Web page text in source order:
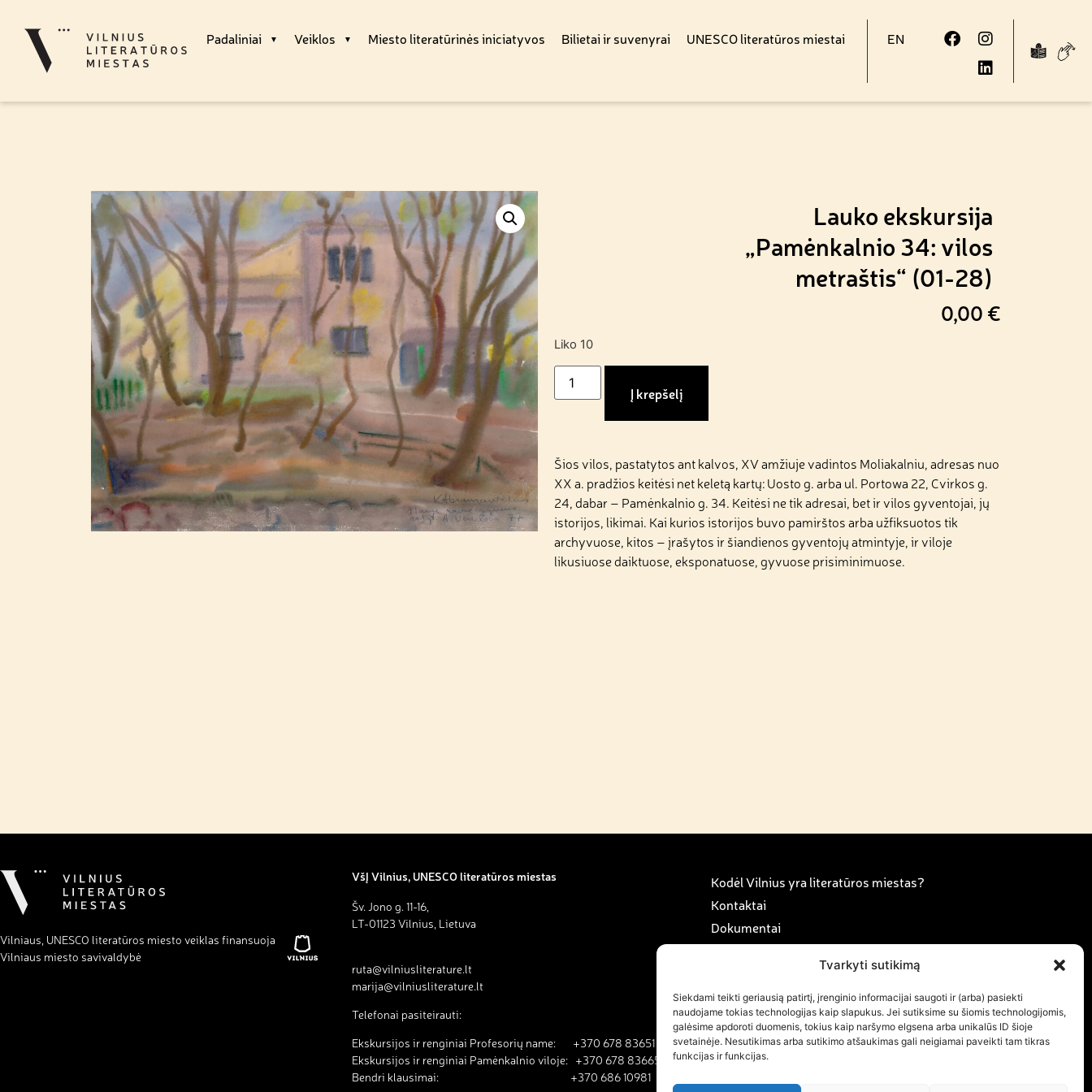
Tvarkyti sutikimą
Siekdami teikti geriausią patirtį, įrenginio informacijai saugoti ir (arba) pasiekti
naudojame tokias technologijas kaip slapukus. Jei sutiksime su šiomis technologijomis,
galėsime apdoroti duomenis, tokius kaip naršymo elgsena arba unikalūs ID šioje
svetainėje. Nesutikimas arba sutikimo atšaukimas gali neigiamai paveikti tam tikras
funkcijas ir funkcijas.
Padaliniai Veiklos Miesto literatūrinės iniciatyvos Bilietai ir suvenyrai UNESCO literatūros miestai EN
Lauko ekskursija
„Pamėnkalnio 34: vilos
metraštis“ (01-28)
0,00 €
Liko 10
Į krepšelį
Šios vilos, pastatytos ant kalvos, XV amžiuje vadintos Moliakalniu, adresas nuo
XX a. pradžios keitėsi net keletą kartų: Uosto g. arba ul. Portowa 22, Cvirkos g.
24, dabar – Pamėnkalnio g. 34. Keitėsi ne tik adresai, bet ir vilos gyventojai, jų
istorijos, likimai. Kai kurios istorijos buvo pamirštos arba užfiksuotos tik
archyvuose, kitos – įrašytos ir šiandienos gyventojų atmintyje, ir viloje
likusiuose daiktuose, eksponatuose, gyvuose prisiminimuose.
Vilniaus, UNESCO literatūros miesto veiklas finansuoja
Vilniaus miesto savivaldybė
VšĮ Vilnius, UNESCO literatūros miestas
Šv. Jono g. 11-16,
LT-01123 Vilnius, Lietuva
ruta@vilniusliterature.lt
marija@vilniusliterature.lt
Telefonai pasiteirauti:
Ekskursijos ir renginiai Profesorių name: +370 678 83651
Ekskursijos ir renginiai Pamėnkalnio viloje: +370 678 83665
Bendri klausimai: +370 686 10981
Kodėl Vilnius yra literatūros miestas?
Kontaktai
Dokumentai
Savanorystė ir karjera
Naujienos
Naujienlaiškio prenumerata